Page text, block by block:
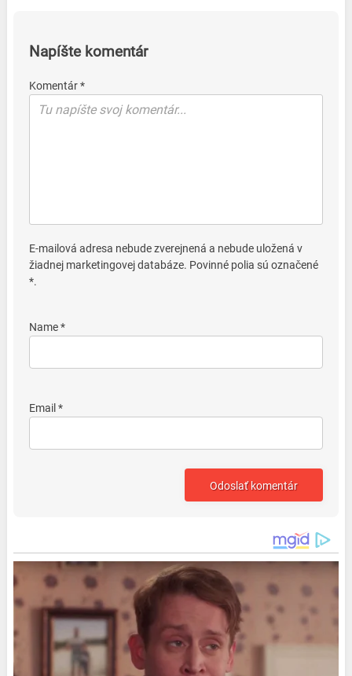
Napíšte komentár
Komentár *
E-mailová adresa nebude zverejnená a nebude uložená v
žiadnej marketingovej databáze. Povinné polia sú označené
*.
Name *
Email *